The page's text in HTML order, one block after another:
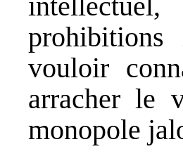
vouloir
arracher le
monopole